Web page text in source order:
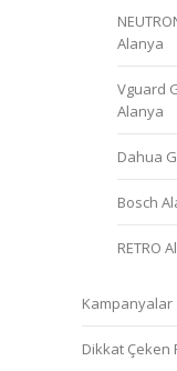
Alanya
Vguard
Alanya
Dahua
Bosch
RETRO
Kampanyalar
Dikkat Çeken